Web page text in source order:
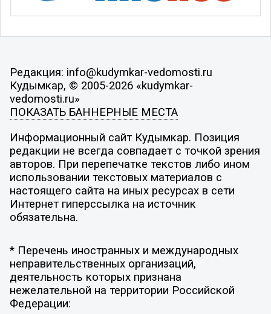
Редакция: info@kudymkar-vedomosti.ru
Кудымкар, © 2005-2026 «kudymkar-
vedomosti.ru»
ПОКАЗАТЬ БАННЕРНЫЕ МЕСТА
Информационный сайт Кудымкар. Позиция
редакции не всегда совпадает с точкой зрения
авторов. При перепечатке текстов либо ином
использовании текстовых материалов с
настоящего сайта на иных ресурсах в сети
Интернет гиперссылка на источник
обязательна.
* Перечень иностранных и международных
неправительственных организаций,
деятельность которых признана
нежелательной на территории Российской
Федерации: